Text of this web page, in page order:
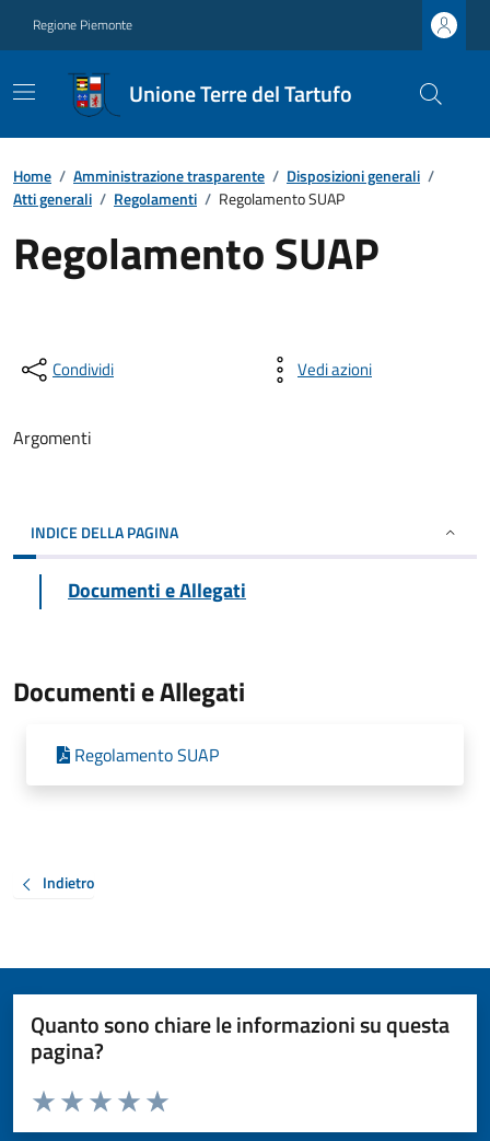
Regione Piemonte
Unione Terre del Tartufo
Home / Amministrazione trasparente / Disposizioni generali /
Atti generali / Regolamenti / Regolamento SUAP
Regolamento SUAP
Condividi Vedi azioni
Argomenti
INDICE DELLA PAGINA
Documenti e Allegati
Documenti e Allegati
Regolamento SUAP
Indietro
Quanto sono chiare le informazioni su questa
pagina?
Valuta da 1 a 5 stelle la pagina
Valuta 5 stelle su 5
Valuta 4 stelle su 5
Valuta 3 stelle su 5
Valuta 2 stelle su 5
Valuta 1 stelle su 5